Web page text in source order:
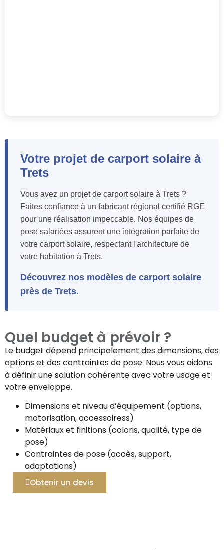
Votre projet de carport solaire à
Trets
Vous avez un projet de carport solaire à Trets ?
Faites confiance à un fabricant régional certifié RGE
pour une réalisation impeccable. Nos équipes de
pose salariées assurent une intégration parfaite de
votre carport solaire, respectant l'architecture de
votre habitation à Trets.
Découvrez nos modèles de carport solaire
près de Trets.
Quel budget à prévoir ?
Le budget dépend principalement des dimensions, des
options et des contraintes de pose. Nous vous aidons
à définir une solution cohérente avec votre usage et
votre enveloppe.
Dimensions et niveau d’équipement (options,
motorisation, accessoiress)
Matériaux et finitions (coloris, qualité, type de
pose)
Contraintes de pose (accès, support,
adaptations)
Obtenir un devis